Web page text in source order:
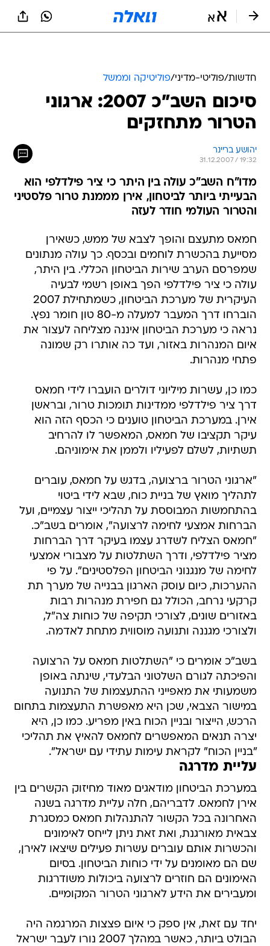
חדשות/פוליטי-מדיני/פוליטיקה וממשל
סיכום השב"כ 2007: ארגוני
הטרור מתחזקים
יהושע בריינר
31.12.2007 / 19:32
מדו"ח השב"כ עולה בין היתר כי ציר פילדלפי הוא
הבעייתי ביותר לביטחון, אירן מממנת טרור פלסטיני
והטרור העולמי חודר לעזה
חמאס מתעצם והופך לצבא של ממש, כשאירן
מסייעת בהכשרת לוחמים ובכסף. כך עולה מנתונים
שמפרסם הערב שירות הביטחון הכללי. בין היתר,
עולה כי ציר פילדלפי הפך באופן רשמי לבעיה
העיקרית של מערכת הביטחון, כשמתחילת 2007
הוברחו דרך המעבר למעלה מ-80 טון חומר נפץ.
נראה כי מערכת הביטחון איננה מצליחה לעצור את
איום המנהרות באזור, ועד כה אותרו רק שמונה
פתחי מנהרות.
כמו כן, עשרות מיליוני דולרים הועברו לידי חמאס
דרך ציר פילדלפי ממדינות תומכות טרור, ובראשן
אירן. במערכת הביטחון טוענים כי הכסף הזה הוא
עיקר תקציבו של חמאס, המאפשר לו להרחיב
תשתיות, לשלם לפעיליו ולממן את אימוניהם.
"ארגוני הטרור ברצועה, בדגש על חמאס, עוברים
לתהליך מואץ של בניית כוח, שבא לידי ביטוי
בהתחמשות המבוססת על תהליכי ייצור עצמיים, ועל
הברחות אמצעי לחימה לרצועה", אומרים בשב"כ.
"חמאס הצליח לשדרג עצמו בעיקר דרך הברחות
מציר פילדלפי, ודרך השתלטות על מצבורי אמצעי
לחימה של מנגנוני הביטחון הפלסטינים". על פי
ההערכות, כיום עוסק הארגון בבנייה של מערך תת
קרקעי נרחב, הכולל גם חפירת מנהרות רבות
באזורים שונים, לצורכי תקיפה של כוחות צה"ל,
ולצורכי מגננה ותנועה מוסווית מתחת לאדמה.
בשב"כ אומרים כי "השתלטות חמאס על הרצועה
והפיכתה לגורם השלטוני הבלעדי, שינתה באופן
משמעותי את מאפייני ההתעצמות של התנועה
במישור הצבאי, שכן היא מאפשרת התעצמות בתחום
הרכש, הייצור ובניין הכוח באין מפריע. כמו כן, היא
יצרה תנאים המאפשרים לחמאס להאיץ את תהליכי
"בניין הכוח" לקראת עימות עתידי עם ישראל".
עליית מדרגה
במערכת הביטחון מודאגים מאוד מחיזוק הקשרים בין
אירן לחמאס. לדבריהם, חלה עליית מדרגה בשנה
האחרונה בכל הקשור להתנהלות חמאס כמסגרת
צבאית מאורגנת, ואת זאת ניתן לייחס לאימונים
והכשרות אותם עוברים עשרות פעילים שיצאו לאירן,
שם הם מאומנים על ידי כוחות הביטחון. בסיום
האימונים הם חוזרים לרצועה ביכולות משודרגות
ומעבירים את הידע לארגוני הטרור המקומיים.
יחד עם זאת, אין ספק כי איום פצצות המרגמה היה
הבולט ביותר, כאשר במהלך 2007 נורו לעבר ישראל